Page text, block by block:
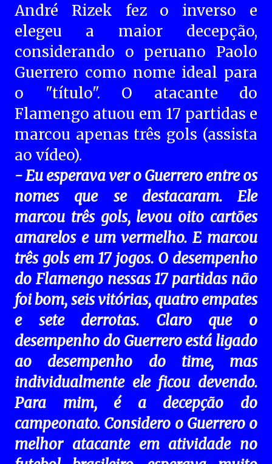
André Rizek fez o inverso e
elegeu a maior decepção,
considerando o peruano Paolo
Guerrero como nome ideal para
o "título". O atacante do
Flamengo atuou em 17 partidas e
marcou apenas três gols (assista
ao vídeo).
- Eu esperava ver o Guerrero entre os
nomes que se destacaram. Ele
marcou três gols, levou oito cartões
amarelos e um vermelho. E marcou
três gols em 17 jogos. O desempenho
do Flamengo nessas 17 partidas não
foi bom, seis vitórias, quatro empates
e sete derrotas. Claro que o
desempenho do Guerrero está ligado
ao desempenho do time, mas
individualmente ele ficou devendo.
Para mim, é a decepção do
campeonato. Considero o Guerrero o
melhor atacante em atividade no